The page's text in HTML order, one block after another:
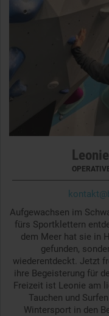
Aufgewachsen im
fürs Sportklettern
dem Meer hat sie in
gefunden,
wiederentdeckt. Jetzt
ihre Begeisterung für
Freizeit ist Leonie am
Tauchen und
Wintersport in den